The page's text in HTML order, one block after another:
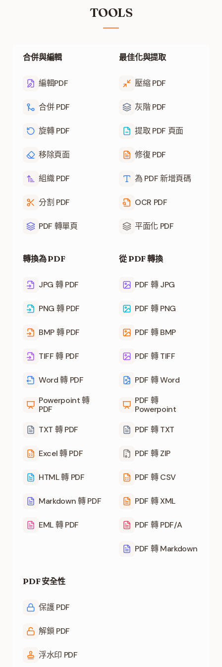
TOOLS
合併與編輯
編輯PDF
合併 PDF
旋轉 PDF
移除頁面
組織 PDF
分割 PDF
PDF 轉單頁
最佳化與提取
壓縮 PDF
灰階 PDF
提取 PDF 頁面
修復 PDF
為 PDF 新增頁碼
OCR PDF
平面化 PDF
轉換為 PDF
JPG 轉 PDF
PNG 轉 PDF
BMP 轉 PDF
TIFF 轉 PDF
Word 轉 PDF
Powerpoint 轉
PDF
TXT 轉 PDF
Excel 轉 PDF
HTML 轉 PDF
Markdown 轉 PDF
EML 轉 PDF
從 PDF 轉換
PDF 轉 JPG
PDF 轉 PNG
PDF 轉 BMP
PDF 轉 TIFF
PDF 轉 Word
PDF 轉
Powerpoint
PDF 轉 TXT
PDF 轉 ZIP
PDF 轉 CSV
PDF 轉 XML
PDF 轉 PDF/A
PDF 轉 Markdown
PDF 安全性
保護 PDF
解鎖 PDF
浮水印 PDF